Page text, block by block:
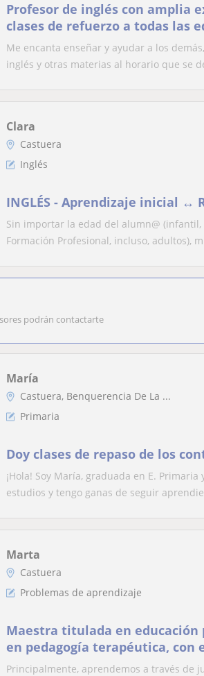
Profesor de inglés con amplia
clases de refuerzo a todas las
Me encanta enseñar y ayudar a los
inglés y otras materias al horario que se
Clara
Castuera
Inglés
INGLÉS - Aprendizaje inicial ↔️
Sin importar la edad del alumn@
Formación Profesional, incluso, adultos),
podrán contactarte
María
Castuera, Benquerencia De La ...
Primaria
Doy clases de repaso de los
¡Hola! Soy María, graduada en E.
estudios y tengo ganas de seguir
Marta
Castuera
Problemas de aprendizaje
Maestra titulada en
en pedagogía terapéutica, con
con alumnado necesidades
Principalmente, aprendemos a través de